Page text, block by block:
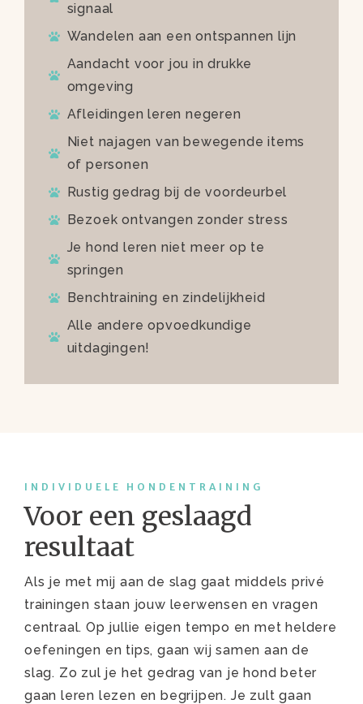
signaal
Wandelen aan een ontspannen lijn
Aandacht voor jou in drukke
omgeving
Afleidingen leren negeren
Niet najagen van bewegende items
of personen
Rustig gedrag bij de voordeurbel
Bezoek ontvangen zonder stress
Je hond leren niet meer op te
springen
Benchtraining en zindelijkheid
Alle andere opvoedkundige
uitdagingen!
INDIVIDUELE HONDENTRAINING
Voor een geslaagd
resultaat
Als je met mij aan de slag gaat middels privé
trainingen staan jouw leerwensen en vragen
centraal. Op jullie eigen tempo en met heldere
oefeningen en tips, gaan wij samen aan de
slag. Zo zul je het gedrag van je hond beter
gaan leren lezen en begrijpen. Je zult gaan